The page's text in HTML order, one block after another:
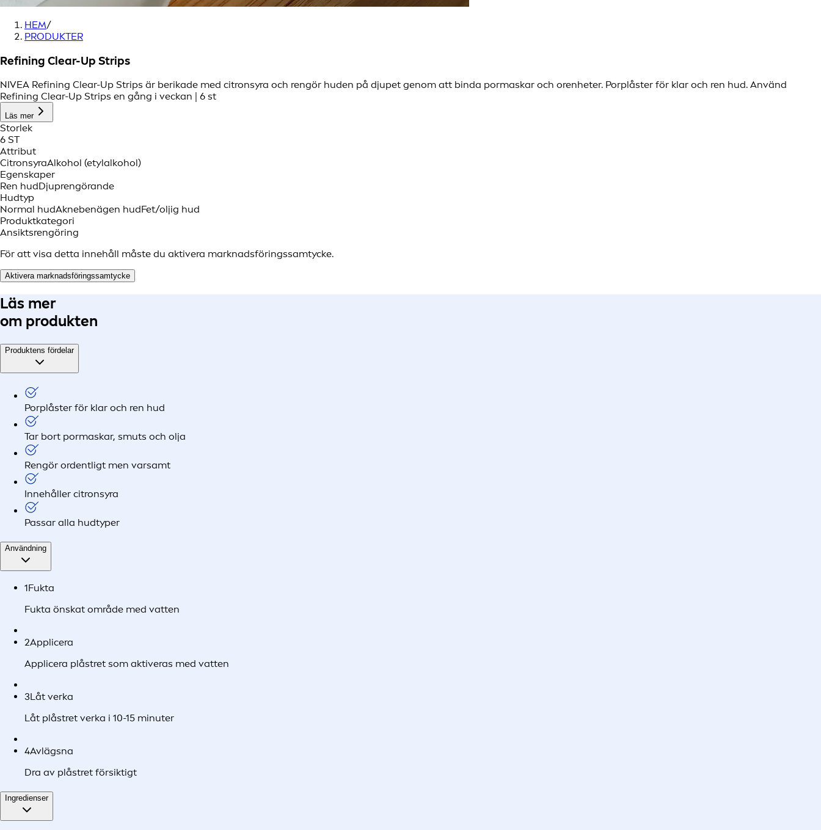
HEM/
PRODUKTER
Refining Clear-Up Strips
NIVEA Refining Clear-Up Strips är berikade med citronsyra och rengör huden på djupet genom att binda pormaskar och orenheter. Porplåster för klar och ren hud. Använd
Refining Clear-Up Strips en gång i veckan | 6 st
Läs mer
Storlek
6 ST
Attribut
CitronsyraAlkohol (etylalkohol)
Egenskaper
Ren hudDjuprengörande
Hudtyp
Normal hudAknebenägen hudFet/oljig hud
Produktkategori
Ansiktsrengöring
För att visa detta innehåll måste du aktivera marknadsföringssamtycke.
Aktivera marknadsföringssamtycke
Läs mer
om produkten
Produktens fördelar
Porplåster för klar och ren hud
Tar bort pormaskar, smuts och olja
Rengör ordentligt men varsamt
Innehåller citronsyra
Passar alla hudtyper
Användning
1Fukta
Fukta önskat område med vatten
2Applicera
Applicera plåstret som aktiveras med vatten
3Låt verka
Låt plåstret verka i 10-15 minuter
4Avlägsna
Dra av plåstret försiktigt
Ingredienser